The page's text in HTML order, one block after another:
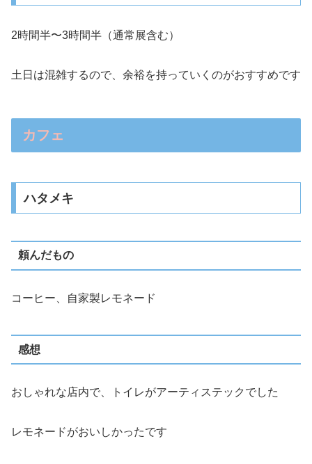
2時間半〜3時間半（通常展含む）
土日は混雑するので、余裕を持っていくのがおすすめです
カフェ
ハタメキ
頼んだもの
コーヒー、自家製レモネード
感想
おしゃれな店内で、トイレがアーティステックでした
レモネードがおいしかったです